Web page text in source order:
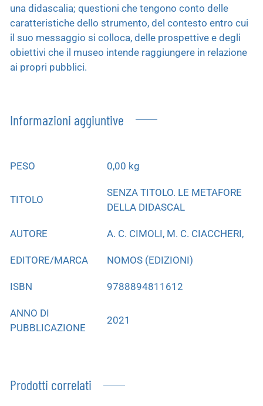
una didascalia; questioni che tengono conto delle
caratteristiche dello strumento, del contesto entro cui
il suo messaggio si colloca, delle prospettive e degli
obiettivi che il museo intende raggiungere in relazione
ai propri pubblici.
Informazioni aggiuntive
PESO 0,00 kg
TITOLO
SENZA TITOLO. LE METAFORE
DELLA DIDASCAL
AUTORE A. C. CIMOLI, M. C. CIACCHERI,
EDITORE/MARCA NOMOS (EDIZIONI)
ISBN 9788894811612
ANNO DI
PUBBLICAZIONE
2021
Prodotti correlati